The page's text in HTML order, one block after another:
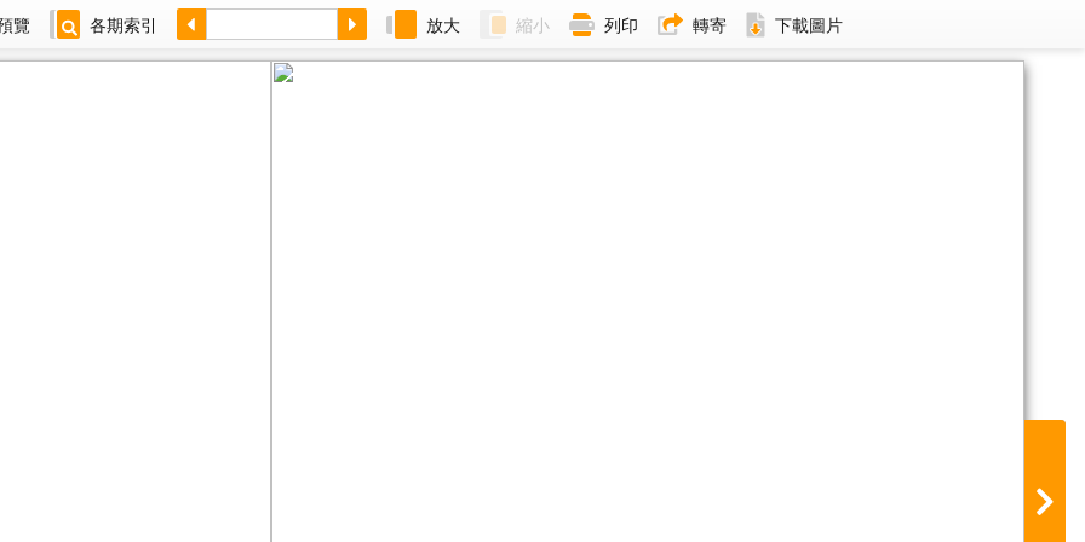
覽 各期索引 放大 縮小 列印 轉寄 下載圖片